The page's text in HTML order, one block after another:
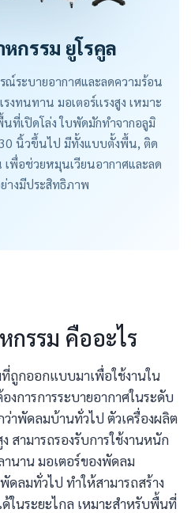
กรรม ยูโรคูล
ระบายอากาศและลดความร้อน
งทนทาน มอเตอร์เเรงสูง เหมาะ
นที่เปิดโล่ง ใบพัดมักทำจากอลูมิ
นิ้วขึ้นไป มีทั้งแบบตั้งพื้น, ติด
พื่อช่วยหมุนเวียนอากาศและลด
งมีประสิทธิภาพ
รรม คืออะไร
ถูกออกแบบมาเพื่อใช้งานใน
การการระบายอากาศในระดับ
ว่าพัดลมบ้านทั่วไป ตัวเครื่องผลิต
สามารถรองรับการใช้งานหนัก
านาน มอเตอร์ของพัดลม
ดลมทั่วไป ทำให้สามารถสร้าง
ในระยะไกล เหมาะสำหรับพื้นที่